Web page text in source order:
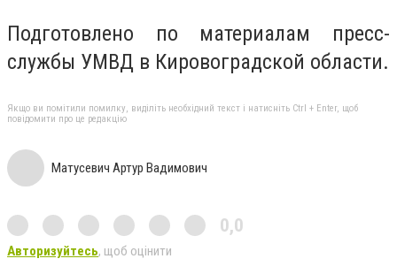
Подготовлено по материалам пресс-
службы УМВД в Кировоградской области.
Якщо ви помітили помилку, виділіть необхідний текст і натисніть Ctrl + Enter, щоб
повідомити про це редакцію
Матусевич Артур Вадимович
0,0
Авторизуйтесь, щоб оцінити